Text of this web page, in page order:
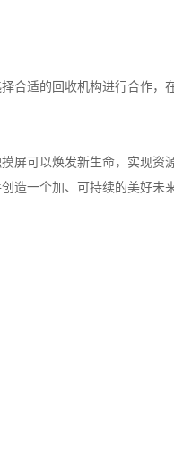
合适的回收机构进行合作，
屏可以焕发新生命，实现资
造一个加、可持续的美好未来